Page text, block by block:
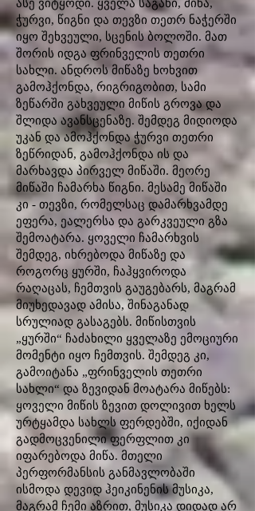
ასე ვიტყოდი. ყველა საგანი, მიწა,
ჭურვი, წიგნი და თევზი თეთრ ნაჭერში
იყო შეხვეული, სცენის ბოლოში. მათ
შორის იდგა ფრინველის თეთრი
სახლი. ანდროს მიწაზე ხოხვით
გამოჰქონდა, რიგრიგობით, სამი
ზეწარში გახვეული მიწის გროვა და
შლიდა ავანსცენაზე. შემდეგ მიდიოდა
უკან და ამოჰქონდა ჭურვი თეთრი
ზეწრიდან, გამოჰქონდა ის და
მარხავდა პირველ მიწაში. მეორე
მიწაში ჩამარხა წიგნი. მესამე მიწაში
კი - თევზი, რომელსაც დამარხვამდე
ეფერა, ეალერსა და გარკვეული გზა
შემოატარა. ყოველი ჩამარხვის
შემდეგ, იხრებოდა მიწაზე და
როგორც ყურში, ჩაჰყვიროდა
რაღაცას, ჩემთვის გაუგებარს, მაგრამ
მიუხედავად ამისა, შინაგანად
სრულიად გასაგებს. მიწისთვის
„ყურში“ ჩაძახილი ყველაზე ემოციური
მომენტი იყო ჩემთვის. შემდეგ კი,
გამოიტანა „ფრინველის თეთრი
სახლი“ და ზევიდან მოატარა მიწებს:
ყოველი მიწის ზევით დოლივით ხელს
ურტყამდა სახლს ფერდებში, იქიდან
გადმოცვენილი ფერფლით კი
იფარებოდა მიწა. მთელი
პერფორმანსის განმავლობაში
ისმოდა დევიდ ჰეიკინენის მუსიკა,
მაგრამ ჩემი აზრით, მუსიკა დიდად არ